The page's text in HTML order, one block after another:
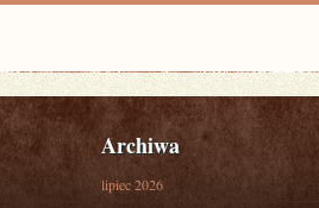
Archiwa
lipiec 2026